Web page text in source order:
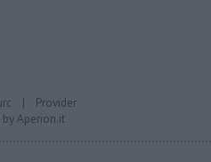
| Provider
byAperion.it